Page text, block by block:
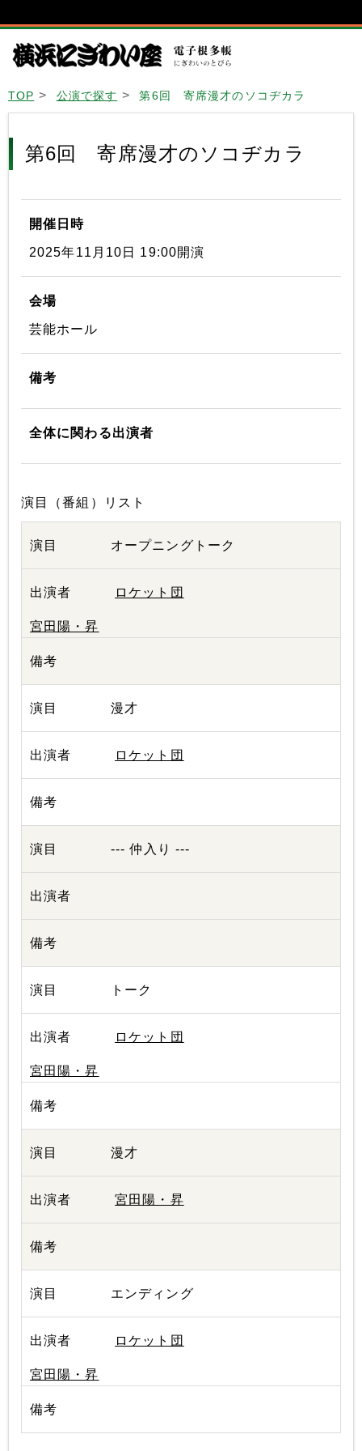
TOP 公演で探す 第6回 寄席漫才のソコヂカラ
第6回 寄席漫才のソコヂカラ
開催日時
2025年11月10日 19:00開演
会場
芸能ホール
備考
全体に関わる出演者
演目（番組）リスト
オープニングトーク
ロケット団
宮田陽・昇
漫才
ロケット団
--- 仲入り ---
トーク
ロケット団
宮田陽・昇
漫才
宮田陽・昇
エンディング
ロケット団
宮田陽・昇